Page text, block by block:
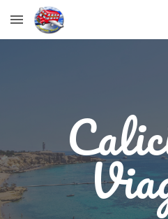
Skip to main content